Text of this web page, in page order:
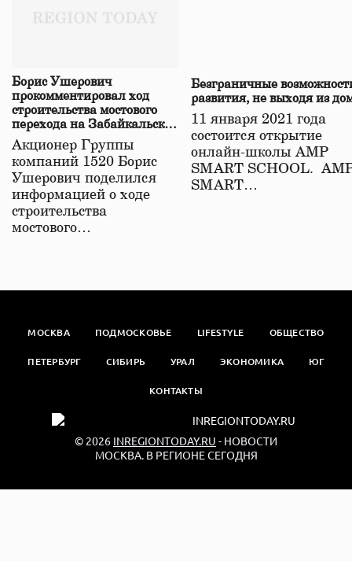
Борис Ушерович
прокомментировал ход
строительства мостового
перехода на Забайкальской
железной дороге
Акционер Группы
компаний 1520 Борис
Ушерович поделился
информацией о ходе
строительства
мостового…
Безграничные
развития, не выходя из
11 января 2021 года
состоится открытие
онлайн-школы АМР
SMART SCHOOL.
SMART…
МОСКВА ПОДМОСКОВЬЕ LIFESTYLE ОБЩЕСТВО
ПЕТЕРБУРГ СИБИРЬ УРАЛ ЭКОНОМИКА ЮГ
КОНТАКТЫ
© 2026 INREGIONTODAY.RU - НОВОСТИ
МОСКВА. В РЕГИОНЕ СЕГОДНЯ